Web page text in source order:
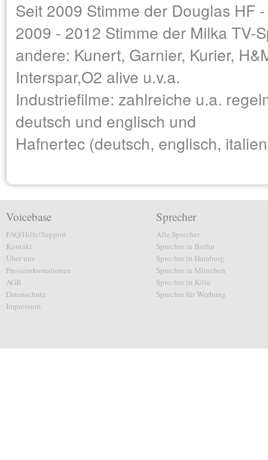
Seit 2009 Stimme der Douglas HF
2009 - 2012 Stimme der Milka TV-
andere: Kunert, Garnier, Kurier,
Interspar,O2 alive u.v.a.
Industriefilme: zahlreiche u.a.
deutsch und englisch und
Hafnertec (deutsch, englisch,
Voicebase
FAQ/Hilfe/Support
Kontakt
Über uns
Presseinformationen
AGB
Datenschutz
Impressum
Sprecher
Alle Sprecher
Sprecher in Berlin
Sprecher in Hamburg
Sprecher in München
Sprecher in Köln
Sprecher für Werbung